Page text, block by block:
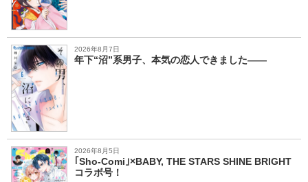
2026年8月7日
年下“沼”系男子、本気の恋人できました――
2026年8月5日
｢Sho-Comi｣×BABY, THE STARS SHINE BRIGHT
コラボ号！